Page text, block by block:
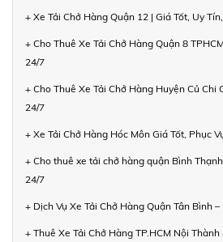
+ Xe Tải Chở Hàng Quận 12 | Giá Tốt, Uy
+ Cho Thuê Xe Tải Chở Hàng Quận 8
24/7
+ Cho Thuê Xe Tải Chở Hàng Huyện Củ Chi
24/7
+ Xe Tải Chở Hàng Hóc Môn Giá Tốt, Phục
+ Cho thuê xe tải chở hàng quận Bình
24/7
+ Dịch Vụ Xe Tải Chở Hàng Quận Tân Bình
+ Thuê Xe Tải Chở Hàng TP.HCM Nội